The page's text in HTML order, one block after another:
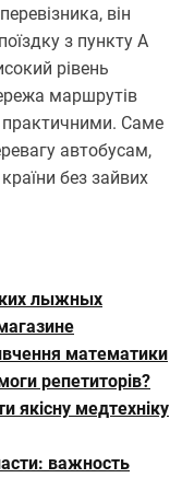
він
з пункту А
рівень
маршрутів
практичними. Саме
автобусам,
без зайвих
лыжных
математики
репетиторів?
якісну медтехніку
важность